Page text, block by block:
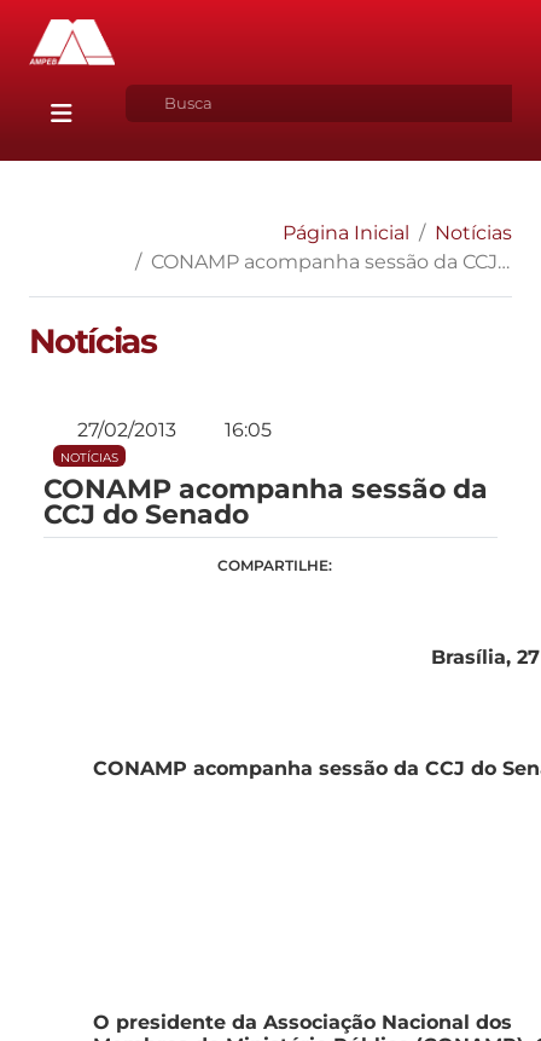
Página Inicial
Notícias
CONAMP acompanha sessão da CCJ do Senado
Notícias
27/02/2013 16:05
NOTÍCIAS
CONAMP acompanha sessão da
CCJ do Senado
COMPARTILHE:
Brasília,
CONAMP acompanha sessão da CCJ do
O presidente da Associação Nacional dos